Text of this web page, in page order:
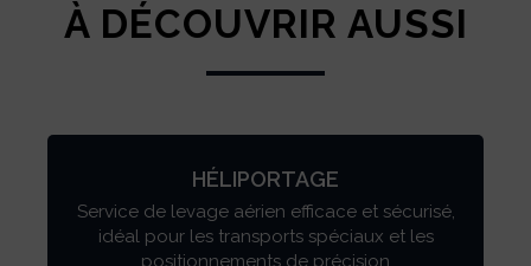
À DÉCOUVRIR AUSSI
HÉLIPORTAGE
Service de levage aérien efficace et sécurisé,
idéal pour les transports spéciaux et les
positionnements de précision